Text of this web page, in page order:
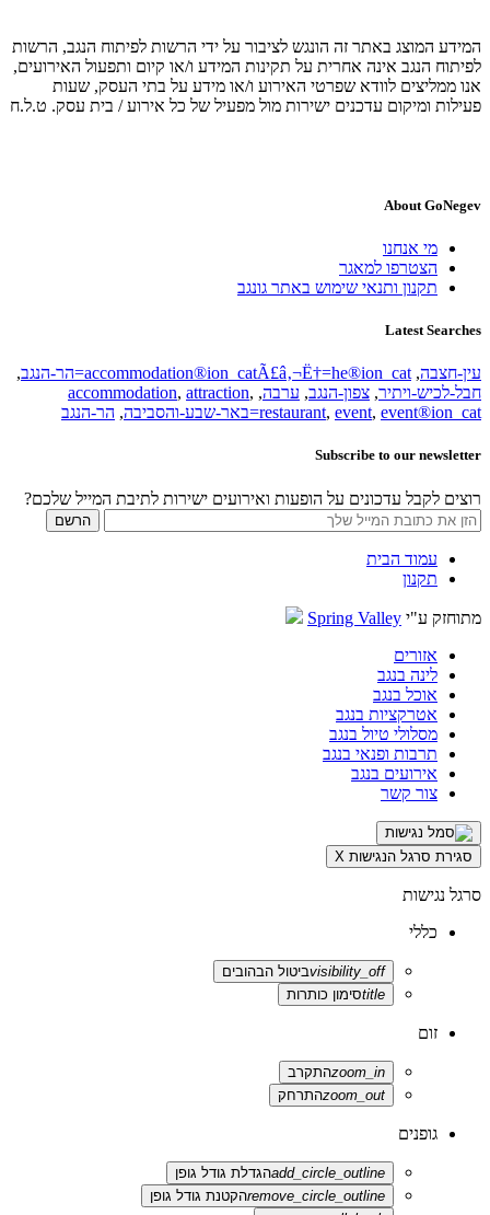
המידע המוצג באתר זה הונגש לציבור על ידי הרשות לפיתוח הנגב, הרשות
לפיתוח הנגב אינה אחרית על תקינות המידע ו/או קיום ותפעול האירועים,
אנו ממליצים לוודא שפרטי האירוע ו/או מידע על בתי העסק, שעות
פעילות ומיקום עדכנים ישירות מול מפעיל של כל אירוע / בית עסק. ט.ל.ח
About GoNegev
מי אנחנו
הצטרפו למאגר
תקנון ותנאי שימוש באתר גונגב
Latest Searches
עין-חצבה, accommodation®ion_catÃ£â‚¬Ë†=he®ion_cat=הר-הנגב
,
חבל-לכיש-ויתיר, צפון-הנגב, ערבה,
accommodation, attraction,
restaurant, event, event®ion_cat=באר-שבע-והסביבה , הר-הנגב
Subscribe to our newsletter
רוצים לקבל עדכונים על הופעות ואירועים ישירות לתיבת המייל שלכם?
עמוד הבית
תקנון
מתוחזק ע"י Spring Valley
אזורים
לינה בנגב
אוכל בנגב
אטרקציות בנגב
מסלולי טיול בנגב
תרבות ופנאי בנגב
אירועים בנגב
צור קשר
סגירת סרגל הנגישות X
סרגל נגישות
כללי
visibility_offביטול הבהובים
titleסימון כותרות
זום
zoom_inהתקרב
zoom_outהתרחק
גופנים
add_circle_outlineהגדלת גודל גופן
remove_circle_outlineהקטנת גודל גופן